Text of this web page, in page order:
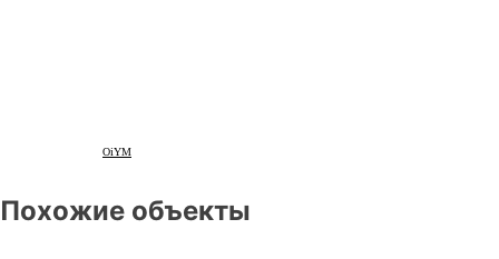
OiYM
Похожие объекты